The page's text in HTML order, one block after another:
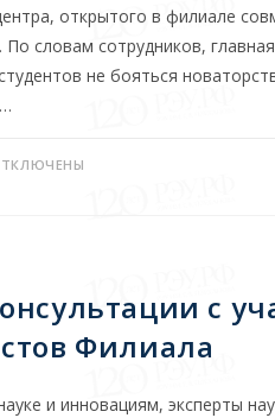
открытого в филиале
словам сотрудников,
не бояться
с
Филиала
и инновациям, эксперты